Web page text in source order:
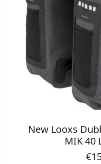
New Looxs
MIK 40
€